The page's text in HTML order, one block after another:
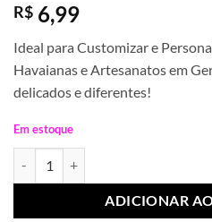
R$ 6,99
Ideal para Customizar e
Havaianas e Artesanatos em
delicados e diferentes!
Em estoque
ADICIONAR